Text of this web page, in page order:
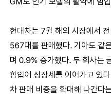
현대차는 7월 해외 시장에서
567대를 판매했다. 기아도 같
며 0.9% 증가했다. 두 회사는
힘입어 성장세를 이어가고 있
차 판매 비중을 확대해 나간다